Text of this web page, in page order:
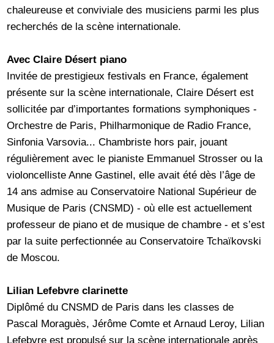
chaleureuse et conviviale des musiciens parmi les plus
recherchés de la scène internationale.
Avec Claire Désert piano
Invitée de prestigieux festivals en France, également
présente sur la scène internationale, Claire Désert est
sollicitée par d’importantes formations symphoniques -
Orchestre de Paris, Philharmonique de Radio France,
Sinfonia Varsovia... Chambriste hors pair, jouant
régulièrement avec le pianiste Emmanuel Strosser ou la
violoncelliste Anne Gastinel, elle avait été dès l’âge de
14 ans admise au Conservatoire National Supérieur de
Musique de Paris (CNSMD) - où elle est actuellement
professeur de piano et de musique de chambre - et s’est
par la suite perfectionnée au Conservatoire Tchaïkovski
de Moscou.
Lilian Lefebvre clarinette
Diplômé du CNSMD de Paris dans les classes de
Pascal Moraguès, Jérôme Comte et Arnaud Leroy, Lilian
Lefebvre est propulsé sur la scène internationale après